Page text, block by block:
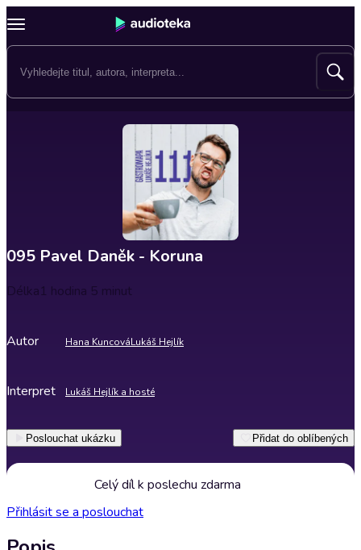
095 Pavel Daněk - Koruna
Délka1 hodina 5 minut
Autor Hana KuncováLukáš Hejlík
Interpret Lukáš Hejlík a hosté
Poslouchat ukázku Přidat do oblíbených
Celý díl k poslechu zdarma
Přihlásit se a poslouchat